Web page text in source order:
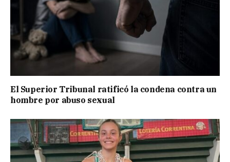
El Superior Tribunal ratificó la condena contra un
hombre por abuso sexual